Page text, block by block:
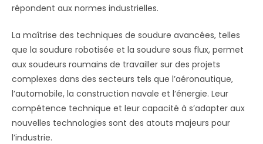
répondent aux normes industrielles.
La maîtrise des techniques de soudure avancées, telles
que la soudure robotisée et la soudure sous flux, permet
aux soudeurs roumains de travailler sur des projets
complexes dans des secteurs tels que l’aéronautique,
l’automobile, la construction navale et l’énergie. Leur
compétence technique et leur capacité à s’adapter aux
nouvelles technologies sont des atouts majeurs pour
l’industrie.